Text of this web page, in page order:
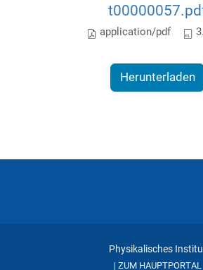
application/pdf
Herunterladen
Physikalisches
ZUM HAUPTPORTAL